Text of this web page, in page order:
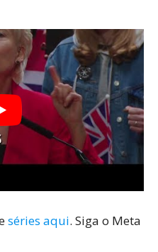
séries aqui. Siga o Meta